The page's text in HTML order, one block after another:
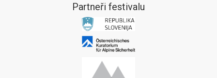
Partneři festivalu